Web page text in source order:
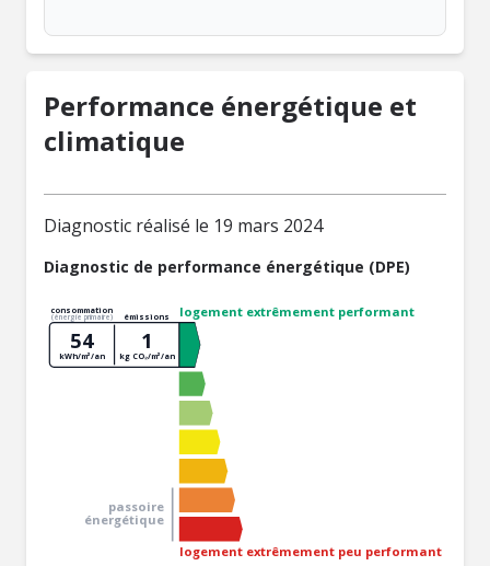
Performance énergétique et
climatique
Diagnostic réalisé le 19 mars 2024
Diagnostic de performance énergétique (DPE)
logement extrêmement performant
logement extrêmement peu performant
passoire
énergétique
consommation
(énergie primaire) émissions
54
kWh/m²/an
1
kg CO₂/m²/an